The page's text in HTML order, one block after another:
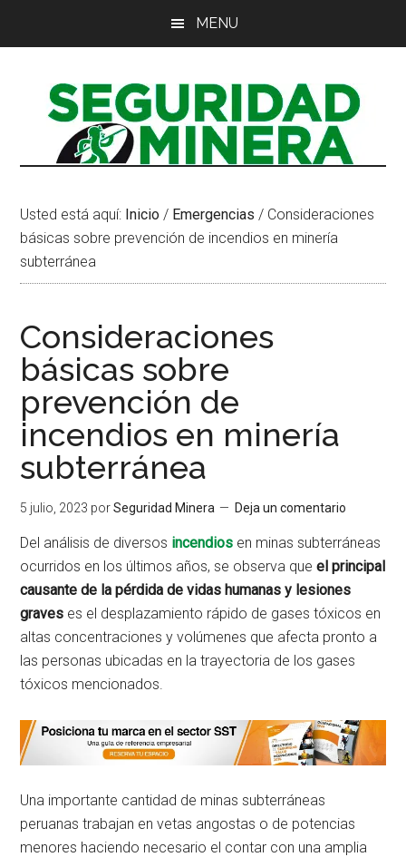
principal
MENU
Usted está aquí: Inicio / Emergencias / Consideraciones
básicas sobre prevención de incendios en minería
subterránea
Consideraciones
básicas sobre
prevención de
incendios en minería
subterránea
5 julio, 2023 porSeguridad Minera Deja un comentario
Del análisis de diversos incendios en minas subterráneas
ocurridos en los últimos años, se observa queel principal
causante de la pérdida de vidas humanas y lesiones
graves es el desplazamiento rápido de gases tóxicos en
altas concentraciones y volúmenes que afecta pronto a
las personas ubicadas en la trayectoria de los gases
tóxicos mencionados.
Una importante cantidad de minas subterráneas
peruanas trabajan en vetas angostas o de potencias
menores haciendo necesario el contar con una amplia